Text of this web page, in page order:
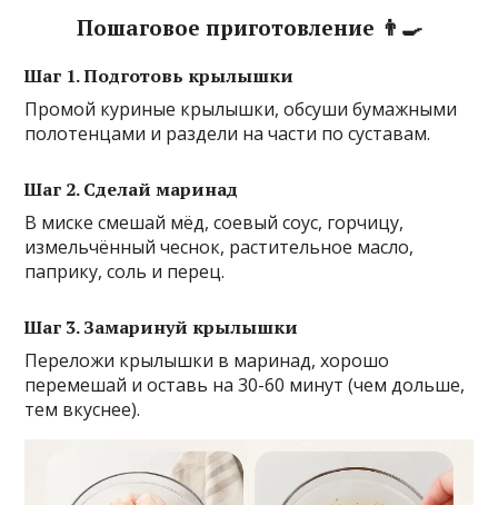
Пошаговое приготовление 👨‍🍳
Шаг 1. Подготовь крылышки
Промой куриные крылышки, обсуши бумажными
полотенцами и раздели на части по суставам.
Шаг 2. Сделай маринад
В миске смешай мёд, соевый соус, горчицу,
измельчённый чеснок, растительное масло,
паприку, соль и перец.
Шаг 3. Замаринуй крылышки
Переложи крылышки в маринад, хорошо
перемешай и оставь на 30-60 минут (чем дольше,
тем вкуснее).